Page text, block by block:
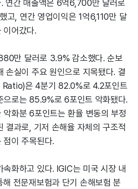
연간 매출액은 6억6,700만 달러로
고, 연간 영업이익은 1억6,110만 달
이어갔다.
만 달러로 3.9% 감소했다. 순보
손실이 주요 원인으로 지목됐다. 결
은 4분기 82.0%로 4.2포인트
으로는 85.9%로 6포인트 악화됐다.
악화분 6포인트는 환율 변동의 부정
결과로, 기저 손해율 자체의 구조적
점이 주목된다.
화하고 있다. IGIC는 미국 시장 내
해 전문재보험과 단기 손해보험 분